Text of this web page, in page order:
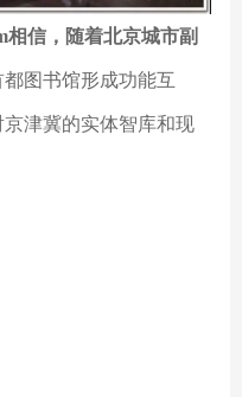
信，随着北京城市副
图书馆形成功能互
津冀的实体智库和现